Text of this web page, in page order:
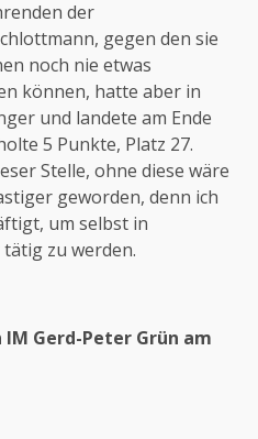
der
gegen den sie
noch nie etwas
können, hatte aber in
und landete am Ende
5 Punkte, Platz 27.
Stelle, ohne diese wäre
geworden, denn ich
um selbst in
zu werden.
Gerd-Peter Grün am